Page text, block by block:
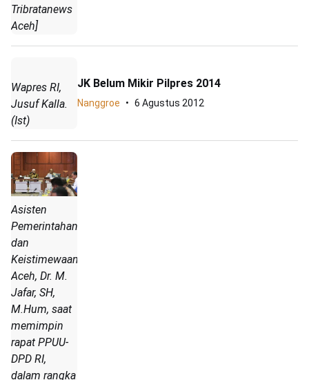
Tribratanews
Aceh]
Wapres RI,
Jusuf Kalla.
(Ist)
JK Belum Mikir Pilpres 2014
Nanggroe 6 Agustus 2012
Asisten
Pemerintahan
dan
Keistimewaan
Aceh, Dr. M.
Jafar, SH,
M.Hum, saat
memimpin
rapat PPUU-
DPD RI,
dalam rangka